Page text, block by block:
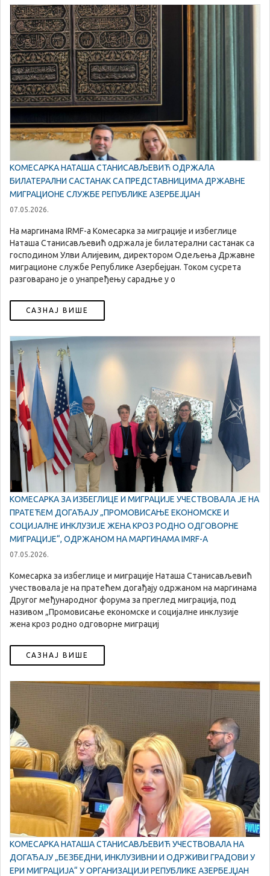
КОМЕСАРКА НАТАША СТАНИСАВЉЕВИЋ ОДРЖАЛА
БИЛАТЕРАЛНИ САСТАНАК СА ПРЕДСТАВНИЦИМА ДРЖАВНЕ
МИГРАЦИОНЕ СЛУЖБЕ РЕПУБЛИКЕ АЗЕРБЕЈЏАН
07.05.2026.
На маргинама IRMF-a Комесарка за миграције и избеглице
Наташа Станисављевић одржала је билатерални састанак са
господином Улви Алијевим, директором Одељења Државне
миграционе службе Републике Азербејџан. Током сусрета
разговарано је о унапређењу сарадње у о
САЗНАЈ ВИШЕ
КОМЕСАРКА ЗА ИЗБЕГЛИЦЕ И МИГРАЦИЈЕ УЧЕСТВОВАЛА ЈЕ НА
ПРАТЕЋЕМ ДОГАЂАЈУ „ПРОМОВИСАЊЕ ЕКОНОМСКЕ И
СОЦИЈАЛНЕ ИНКЛУЗИЈЕ ЖЕНА КРОЗ РОДНО ОДГОВОРНЕ
МИГРАЦИЈЕ“, ОДРЖАНОМ НА МАРГИНАМА IMRF-A
07.05.2026.
Комесарка за избеглице и миграције Наташа Станисављевић
учествовала је на пратећем догађају одржаном на маргинама
Другог међународног форума за преглед миграција, под
називом „Промовисање економске и социјалне инклузије
жена кроз родно одговорне миграциј
САЗНАЈ ВИШЕ
КОМЕСАРКА НАТАША СТАНИСАВЉЕВИЋ УЧЕСТВОВАЛА НА
ДОГАЂАЈУ „БЕЗБЕДНИ, ИНКЛУЗИВНИ И ОДРЖИВИ ГРАДОВИ У
ЕРИ МИГРАЦИЈА“ У ОРГАНИЗАЦИЈИ РЕПУБЛИКЕ АЗЕРБЕЈЏАН